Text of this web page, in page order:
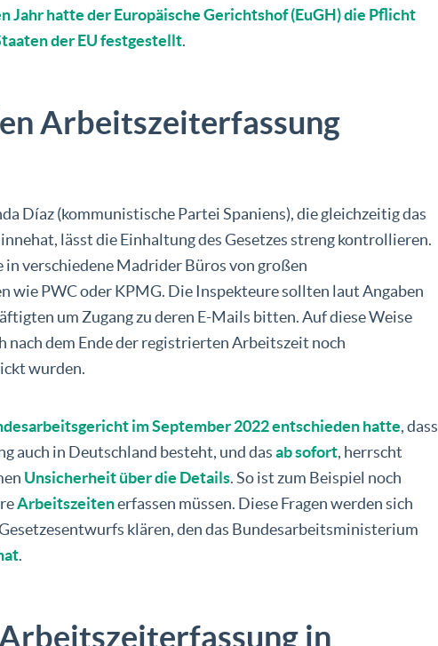
Jahr hatte der Europäische Gerichtshof (EuGH) die Pflicht
der EU festgestellt.
Arbeitszeiterfassung
Díaz (kommunistische Partei Spaniens), die gleichzeitig das
lässt die Einhaltung des Gesetzes streng kontrollieren.
verschiedene Madrider Büros von großen
PWC oder KPMG. Die Inspekteure sollten laut Angaben
um Zugang zu deren E-Mails bitten. Auf diese Weise
nach dem Ende der registrierten Arbeitszeit noch
wurden.
im September 2022 entschieden hatte, dass
auch in Deutschland besteht, und dasab sofort, herrscht
Unsicherheit über die Details. So ist zum Beispiel noch
Arbeitszeitenerfassen müssen. Diese Fragen werden sich
klären, den das Bundesarbeitsministerium
.
in